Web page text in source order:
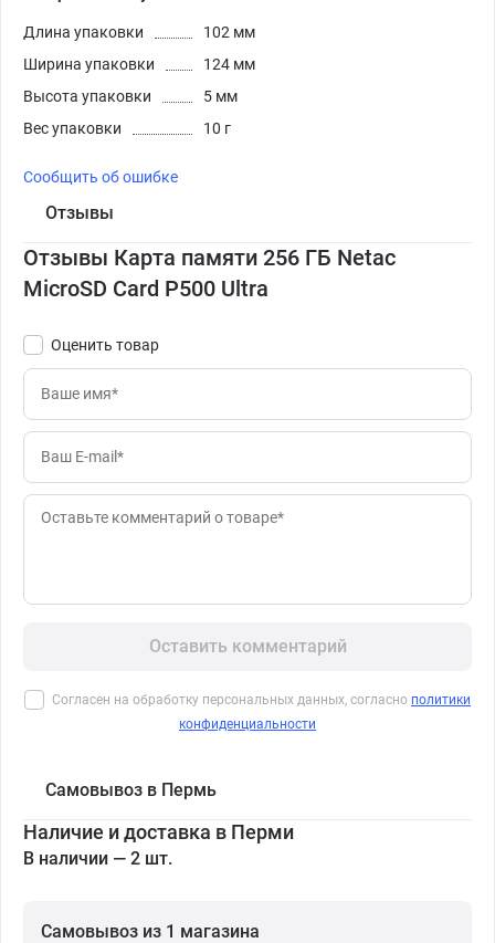
Длина упаковки
102 мм
Ширина упаковки
124 мм
Высота упаковки
5 мм
Вес упаковки
10 г
Сообщить об ошибке
Отзывы
Отзывы Карта памяти 256 ГБ Netac
MicroSD Card P500 Ultra
Оценить товар
Оставить комментарий
Согласен на обработку персональных данных, согласно политики
конфиденциальности
Самовывоз в Пермь
Наличие и доставка в Перми
В наличии — 2 шт.
Самовывоз из 1 магазина